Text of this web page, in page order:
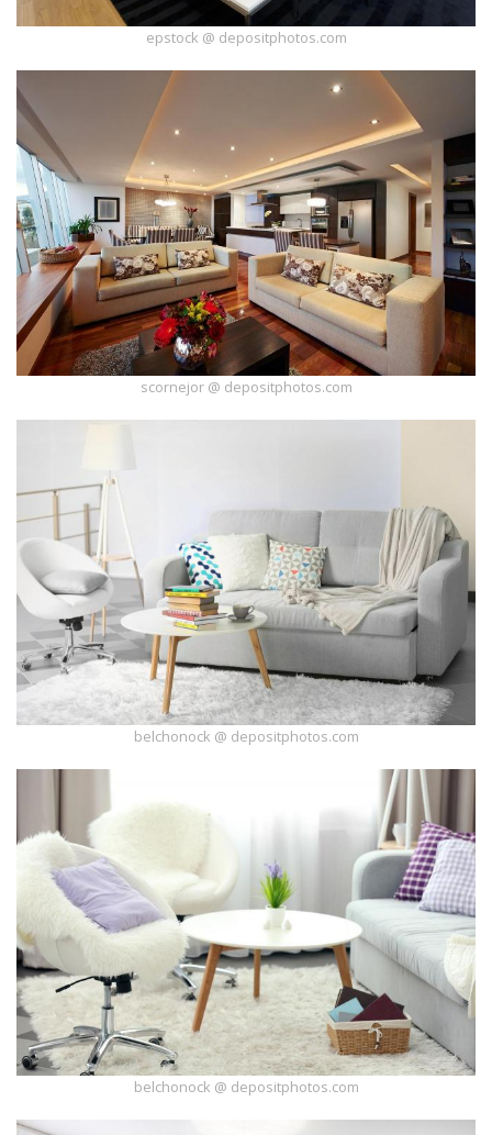
galerię
epstock @ depositphotos.com
scornejor @ depositphotos.com
belchonock @ depositphotos.com
belchonock @ depositphotos.com